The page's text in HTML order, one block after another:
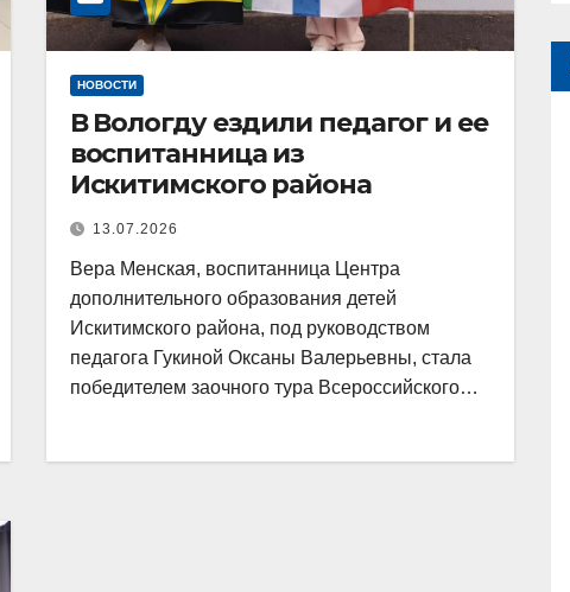
НОВОСТИ
В Вологду ездили педагог и ее
воспитанница из
Искитимского района
13.07.2026
Вера Менская, воспитанница Центра
дополнительного образования детей
Искитимского района, под руководством
педагога Гукиной Оксаны Валерьевны, стала
победителем заочного тура Всероссийского…